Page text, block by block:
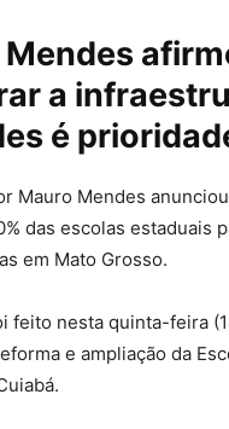
a
é
Mauro Mendes
das escolas estaduais
em Mato Grosso.
feito nesta quinta-feira
e ampliação da